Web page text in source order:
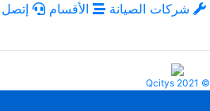
شركات الصيانة الأقسام
إتصل
Qcitys 2021 ©